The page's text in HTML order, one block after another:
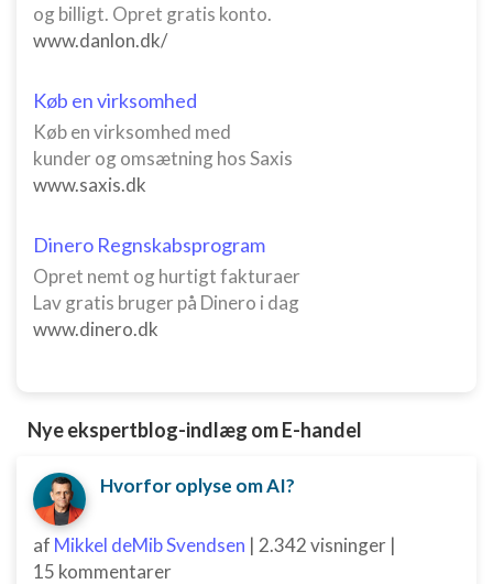
og billigt. Opret gratis konto.
www.danlon.dk/
Køb en virksomhed
Køb en virksomhed med
kunder og omsætning hos Saxis
www.saxis.dk
Dinero Regnskabsprogram
Opret nemt og hurtigt fakturaer
Lav gratis bruger på Dinero i dag
www.dinero.dk
Nye ekspertblog-indlæg om E-handel
Hvorfor oplyse om AI?
af Mikkel deMib Svendsen | 2.342 visninger |
15 kommentarer